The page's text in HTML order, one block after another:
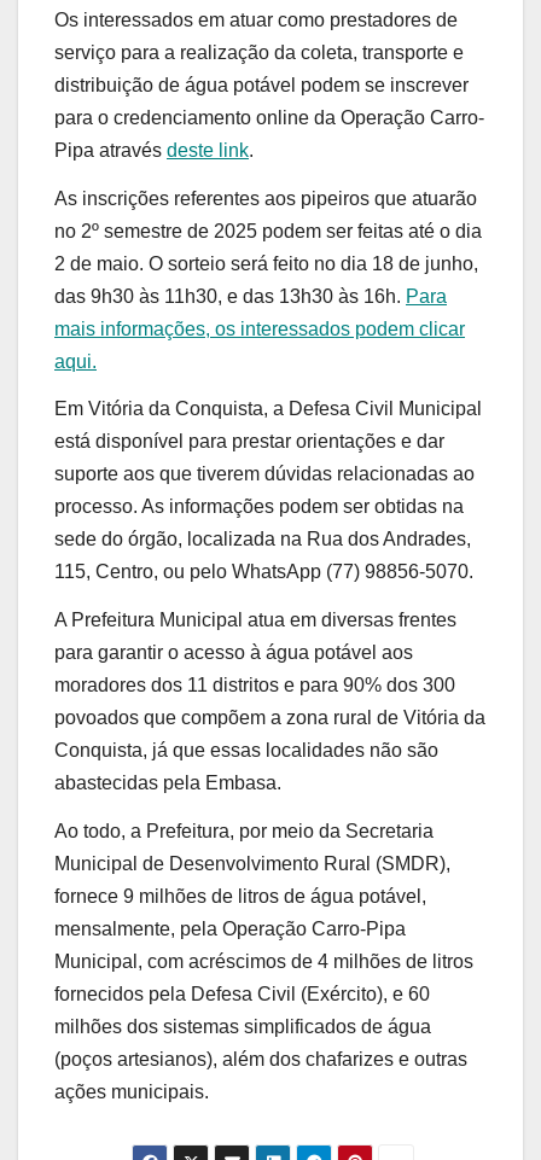
Os interessados em atuar como prestadores de
serviço para a realização da coleta, transporte e
distribuição de água potável podem se inscrever
para o credenciamento online da Operação Carro-
Pipa através deste link.
As inscrições referentes aos pipeiros que atuarão
no 2º semestre de 2025 podem ser feitas até o dia
2 de maio. O sorteio será feito no dia 18 de junho,
das 9h30 às 11h30, e das 13h30 às 16h. Para
mais informações, os interessados podem clicar
aqui.
Em Vitória da Conquista, a Defesa Civil Municipal
está disponível para prestar orientações e dar
suporte aos que tiverem dúvidas relacionadas ao
processo. As informações podem ser obtidas na
sede do órgão, localizada na Rua dos Andrades,
115, Centro, ou pelo WhatsApp (77) 98856-5070.
A Prefeitura Municipal atua em diversas frentes
para garantir o acesso à água potável aos
moradores dos 11 distritos e para 90% dos 300
povoados que compõem a zona rural de Vitória da
Conquista, já que essas localidades não são
abastecidas pela Embasa.
Ao todo, a Prefeitura, por meio da Secretaria
Municipal de Desenvolvimento Rural (SMDR),
fornece 9 milhões de litros de água potável,
mensalmente, pela Operação Carro-Pipa
Municipal, com acréscimos de 4 milhões de litros
fornecidos pela Defesa Civil (Exército), e 60
milhões dos sistemas simplificados de água
(poços artesianos), além dos chafarizes e outras
ações municipais.